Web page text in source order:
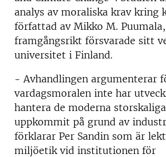
analys av moraliska krav kring
författad av Mikko M.
framgångsrikt försvarade sitt
universitet i Finland.
- Avhandlingen argumenterar
vardagsmoralen inte har
hantera de moderna
uppkommit på grund av
förklarar Per Sandin som är
miljöetik vid institutionen för